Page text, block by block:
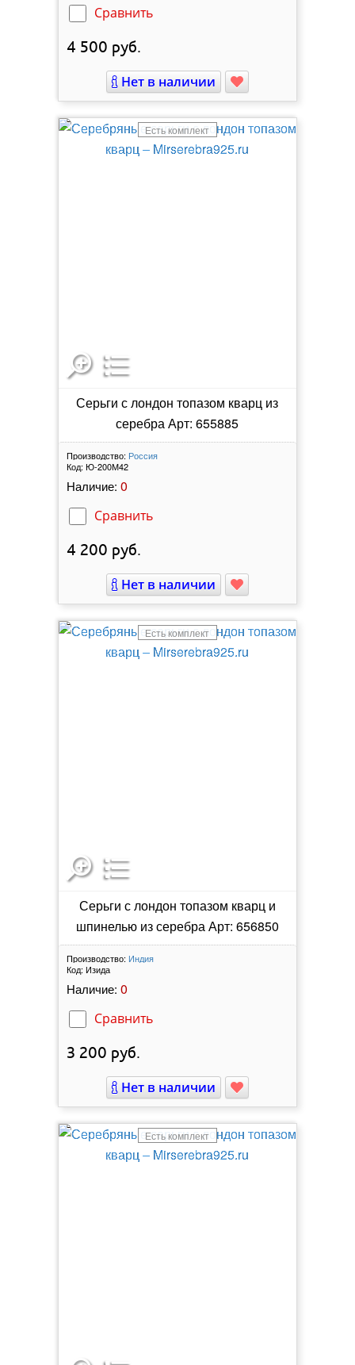
Сравнить
4 500 руб.
Нет в наличии
Есть комплект
Серьги с лондон топазом кварц из
серебра Арт: 655885
Производство: Россия
Код: Ю-200М42
Наличие: 0
Сравнить
4 200 руб.
Нет в наличии
Есть комплект
Серьги с лондон топазом кварц и
шпинелью из серебра Арт: 656850
Производство: Индия
Код: Изида
Наличие: 0
Сравнить
3 200 руб.
Нет в наличии
Есть комплект